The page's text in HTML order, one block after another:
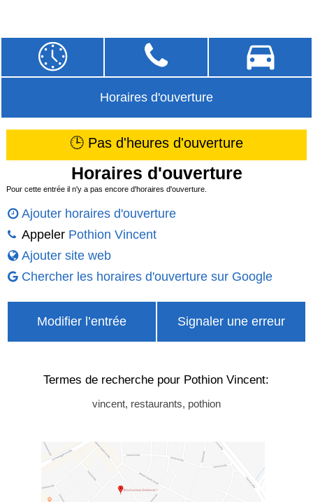
Horaires d'ouverture
🕒 Pas d'heures d'ouverture
Horaires d'ouverture
Pour cette entrée il n'y a pas encore d'horaires d'ouverture.
Ajouter horaires d'ouverture
Appeler Pothion Vincent
Ajouter site web
Chercher les horaires d'ouverture sur Google
Modifier l’entrée Signaler une erreur
Termes de recherche pour Pothion Vincent:
vincent, restaurants, pothion